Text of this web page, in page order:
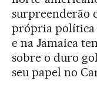
surpreenderão
própria política
e na Jamaica
sobre o duro
seu papel no